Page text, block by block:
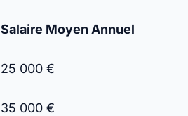
Salaire Moyen Annuel
25 000 €
35 000 €